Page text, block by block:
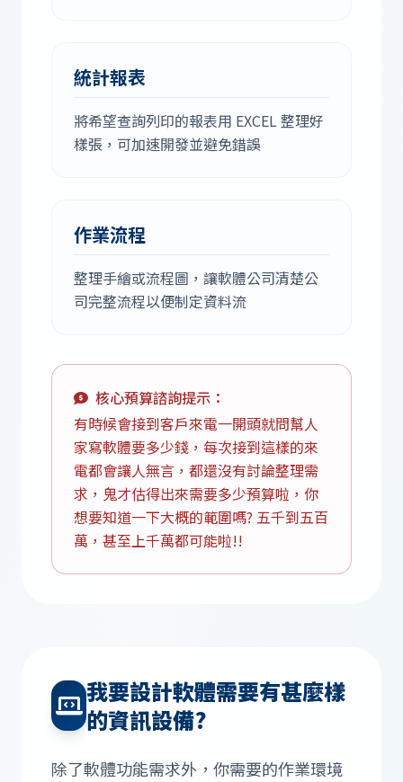
統計報表
將希望查詢列印的報表用 EXCEL 整理好
樣張，可加速開發並避免錯誤
作業流程
整理手繪或流程圖，讓軟體公司清楚公
司完整流程以便制定資料流
核心預算諮詢提示：
有時候會接到客戶來電一開頭就問幫人
家寫軟體要多少錢，每次接到這樣的來
電都會讓人無言，都還沒有討論整理需
求，鬼才估得出來需要多少預算啦，你
想要知道一下大概的範圍嗎? 五千到五百
萬，甚至上千萬都可能啦!!
我要設計軟體需要有甚麼樣
的資訊設備?
除了軟體功能需求外，你需要的作業環境